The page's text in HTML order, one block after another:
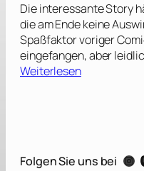
Die interessante Story
die am Ende keine
Spaßfaktor voriger
eingefangen, aber
Weiterlesen:
a
Folgen Sie uns bei Instagram